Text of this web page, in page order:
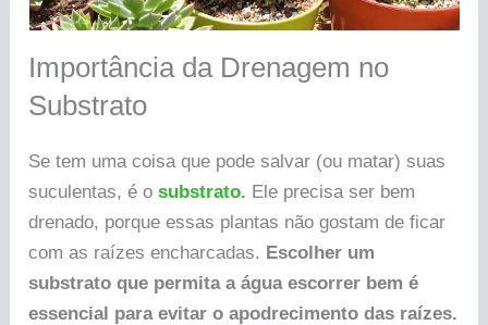
Importância da Drenagem no
Substrato
Se tem uma coisa que pode salvar (ou matar) suas
suculentas, é osubstrato. Ele precisa ser bem
drenado, porque essas plantas não gostam de ficar
com as raízes encharcadas. Escolher um
substrato que permita a água escorrer bem é
essencial para evitar o apodrecimento das raízes.